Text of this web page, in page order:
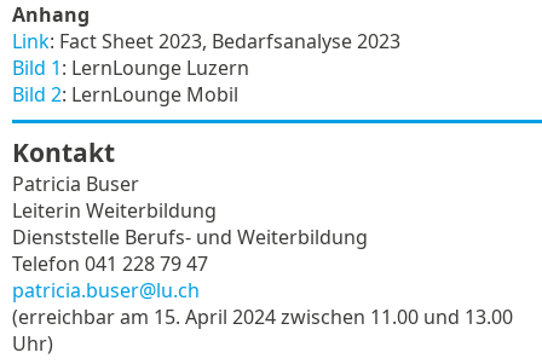
Anhang
Link: Fact Sheet 2023, Bedarfsanalyse 2023
Bild 1: LernLounge Luzern
Bild 2: LernLounge Mobil
Kontakt
Patricia Buser
Leiterin Weiterbildung
Dienststelle Berufs- und Weiterbildung
Telefon 041 228 79 47
patricia.buser@lu.ch
(erreichbar am 15. April 2024 zwischen 11.00 und 13.00
Uhr)